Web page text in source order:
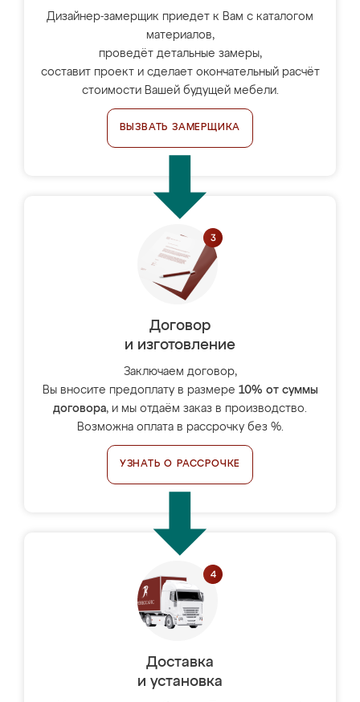
Дизайнер-замерщик приедет к Вам с каталогом
материалов,
проведёт детальные замеры,
составит проект и сделает окончательный расчёт
стоимости Вашей будущей мебели.
ВЫЗВАТЬ ЗАМЕРЩИКА
Договор
и изготовление
Заключаем договор,
Вы вносите предоплату в размере 10% от суммы
договора, и мы отдаём заказ в производство.
Возможна оплата в рассрочку без %.
УЗНАТЬ О РАССРОЧКЕ
Доставка
и установка